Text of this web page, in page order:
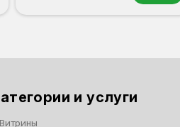
и услуги
Витрины